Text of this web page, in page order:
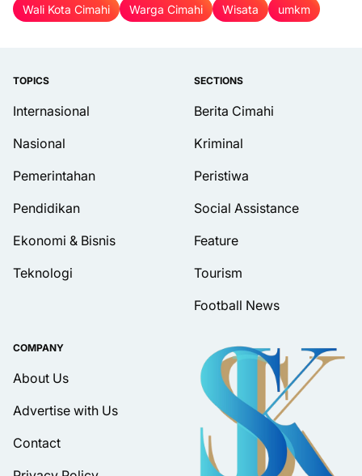
Wali Kota Cimahi
Warga Cimahi Wisata umkm
TOPICS
Internasional
Nasional
Pemerintahan
Pendidikan
Ekonomi & Bisnis
Teknologi
SECTIONS
Berita Cimahi
Kriminal
Peristiwa
Social Assistance
Feature
Tourism
Football News
COMPANY
About Us
Advertise with Us
Contact